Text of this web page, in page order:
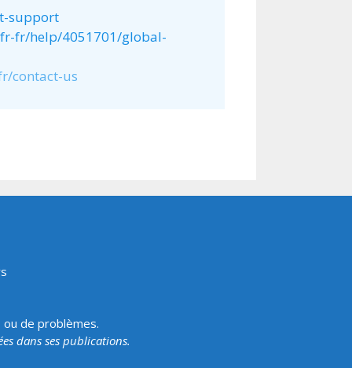
support
fr/help/4051701/global-
contact-us
de problèmes.
dans ses publications.